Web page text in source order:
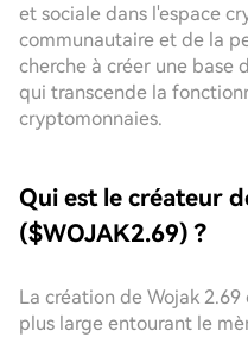
et sociale dans l'espace
communautaire et de la
cherche à créer une base
qui transcende la
cryptomonnaies.
Qui est le créateur
($WOJAK2.69) ?
La création de Wojak
plus large entourant le